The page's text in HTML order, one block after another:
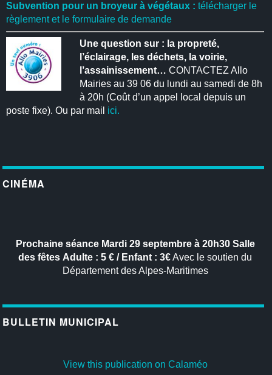
Subvention pour un broyeur à végétaux : télécharger le
règlement et le formulaire de demande
Une question sur : la propreté,
l’éclairage, les déchets, la voirie,
l’assainissement… CONTACTEZ Allo
Mairies au 39 06 du lundi au samedi de 8h
à 20h (Coût d’un appel local depuis un
poste fixe). Ou par mail ici.
CINÉMA
Prochaine séanceMardi 29 septembre à 20h30 Salle
des fêtes Adulte : 5 € / Enfant : 3€Avec le soutien du
Département des Alpes-Maritimes
BULLETIN MUNICIPAL
View this publication on Calaméo